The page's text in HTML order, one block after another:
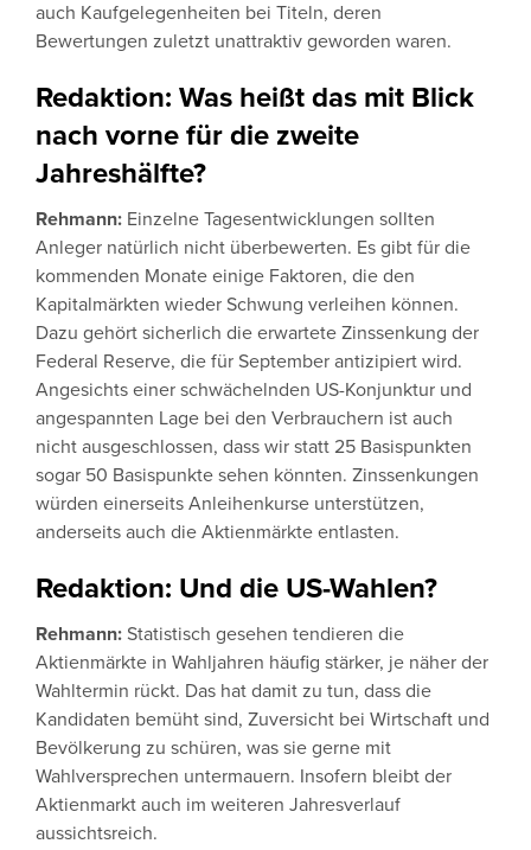
auch Kaufgelegenheiten bei Titeln, deren
Bewertungen zuletzt unattraktiv geworden waren.
Redaktion: Was heißt das mit Blick
nach vorne für die zweite
Jahreshälfte?
Rehmann: Einzelne Tagesentwicklungen sollten
Anleger natürlich nicht überbewerten. Es gibt für die
kommenden Monate einige Faktoren, die den
Kapitalmärkten wieder Schwung verleihen können.
Dazu gehört sicherlich die erwartete Zinssenkung der
Federal Reserve, die für September antizipiert wird.
Angesichts einer schwächelnden US-Konjunktur und
angespannten Lage bei den Verbrauchern ist auch
nicht ausgeschlossen, dass wir statt 25 Basispunkten
sogar 50 Basispunkte sehen könnten. Zinssenkungen
würden einerseits Anleihenkurse unterstützen,
anderseits auch die Aktienmärkte entlasten.
Redaktion: Und die US-Wahlen?
Rehmann: Statistisch gesehen tendieren die
Aktienmärkte in Wahljahren häufig stärker, je näher der
Wahltermin rückt. Das hat damit zu tun, dass die
Kandidaten bemüht sind, Zuversicht bei Wirtschaft und
Bevölkerung zu schüren, was sie gerne mit
Wahlversprechen untermauern. Insofern bleibt der
Aktienmarkt auch im weiteren Jahresverlauf
aussichtsreich.